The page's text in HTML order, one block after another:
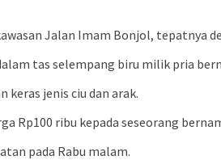
Jalan Imam Bonjol, tepatnya
tas selempang biru milik pria
jenis ciu dan arak.
Rp100 ribu kepada seseorang
pada Rabu malam.